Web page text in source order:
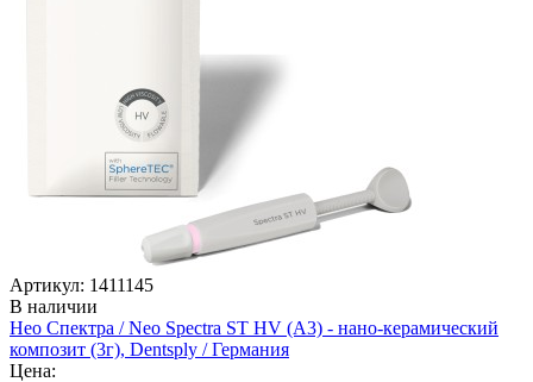
Артикул: 1411145
В наличии
Нео Спектра / Neo Spectra ST HV (A3) - нано-керамический
композит (3г), Dentsply / Германия
Цена: